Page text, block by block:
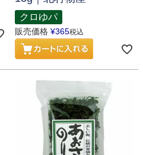
クロゆパ
販売価格 ¥365税込